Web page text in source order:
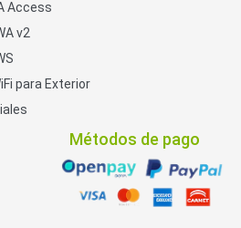
Access
v2
para Exterior
Métodos de pago